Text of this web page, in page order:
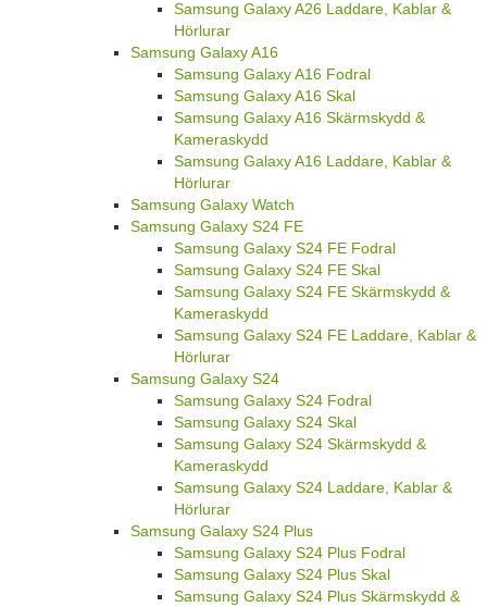
Samsung Galaxy A26 Laddare, Kablar &
Hörlurar
Samsung Galaxy A16
Samsung Galaxy A16 Fodral
Samsung Galaxy A16 Skal
Samsung Galaxy A16 Skärmskydd &
Kameraskydd
Samsung Galaxy A16 Laddare, Kablar &
Hörlurar
Samsung Galaxy Watch
Samsung Galaxy S24 FE
Samsung Galaxy S24 FE Fodral
Samsung Galaxy S24 FE Skal
Samsung Galaxy S24 FE Skärmskydd &
Kameraskydd
Samsung Galaxy S24 FE Laddare, Kablar &
Hörlurar
Samsung Galaxy S24
Samsung Galaxy S24 Fodral
Samsung Galaxy S24 Skal
Samsung Galaxy S24 Skärmskydd &
Kameraskydd
Samsung Galaxy S24 Laddare, Kablar &
Hörlurar
Samsung Galaxy S24 Plus
Samsung Galaxy S24 Plus Fodral
Samsung Galaxy S24 Plus Skal
Samsung Galaxy S24 Plus Skärmskydd &